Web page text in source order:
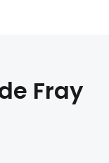
Fray